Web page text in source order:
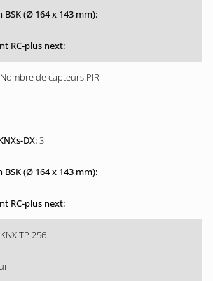
Nombre de capteurs PIR
3
KNX TP 256